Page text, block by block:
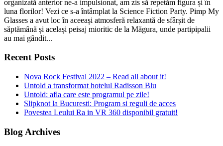
organizată anterior ne-a impulsionat, am zis să repetăm figura și în
luna florilor! Vezi ce s-a întâmplat la Science Fiction Party. Pimp My
Glasses a avut loc în aceeași atmosferă relaxantă de sfârșit de
săptămână și același peisaj mioritic de la Măgura, unde partipipalii
au mai gândit...
Recent Posts
Nova Rock Festival 2022 – Read all about it!
Untold a transformat hotelul Radisson Blu
Untold: afla care este programul pe zile!
Slipknot la Bucuresti: Program si reguli de acces
Povestea Leului Ra in VR 360 disponibil gratuit!
Blog Archives